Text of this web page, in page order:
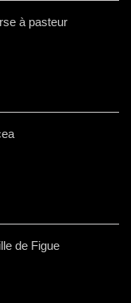
à pasteur
de Figue